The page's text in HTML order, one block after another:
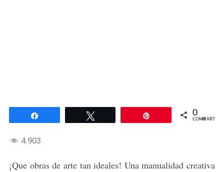
0
COMPARTIR
4.903
¡Que obras de arte tan ideales! Una manualidad creativa